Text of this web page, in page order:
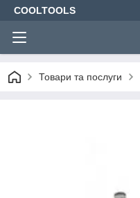
COOLTOOLS
Товари та послуги